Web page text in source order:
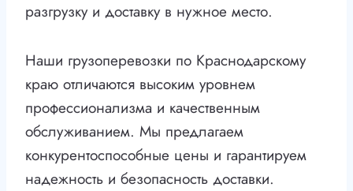
разгрузку и доставку в нужное место.
Наши грузоперевозки по Краснодарскому
краю отличаются высоким уровнем
профессионализма и качественным
обслуживанием. Мы предлагаем
конкурентоспособные цены и гарантируем
надежность и безопасность доставки.